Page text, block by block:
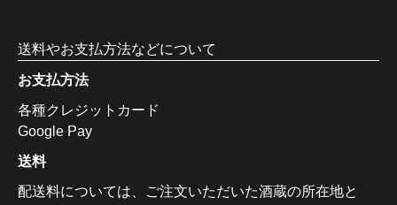
送料やお支払方法などについて
お支払方法
各種クレジットカード
Google Pay
送料
配送料については、ご注文いただいた酒蔵の所在地と